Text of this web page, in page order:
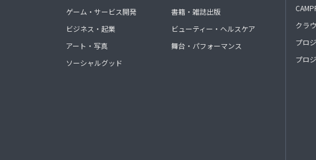
ゲーム・サービス開発
ビジネス・起業
アート・写真
ソーシャルグッド
書籍・雑誌出版
ビューティー・ヘルスケア
舞台・パフォーマンス
クラ
プロ
プロ